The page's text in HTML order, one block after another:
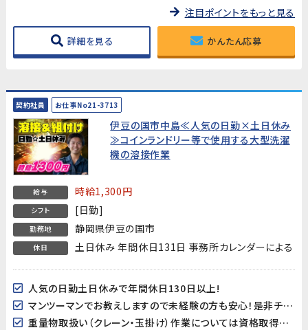
注目ポイントをもっと見る
詳細を見る かんたん応募
契約社員 お仕事No21-3713
伊豆の国市中島≪人気の日勤×土日休み
≫コインランドリー等で使用する大型洗濯
機の溶接作業
給与 時給1,300円
シフト [日勤]
勤務地 静岡県伊豆の国市
休日 土日休み 年間休日131日 事務所カレンダーによる
人気の日勤土日休みで年間休日130日以上!
マンツーマンでお教えしますので未経験の方も安心！是非チャレンジしてみてください！
重量物取扱い（クレーン・玉掛け）作業については資格取得支援が有ります！